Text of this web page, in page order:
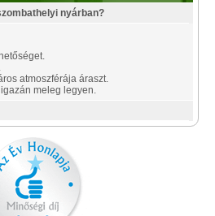
nyárban?
atmoszférája áraszt.
meleg legyen.